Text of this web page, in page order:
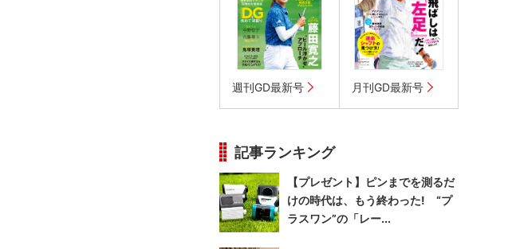
週刊GD最新号 月刊GD最新号
記事ランキング
【プレゼント】ピンまでを測るだ
けの時代は、もう終わった! “プ
ラスワン”の「レー...